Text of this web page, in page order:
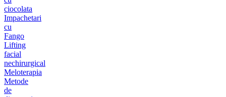
ciocolata
Impachetari
cu
Fango
Lifting
facial
nechirurgical
Meloterapia
Metode
de